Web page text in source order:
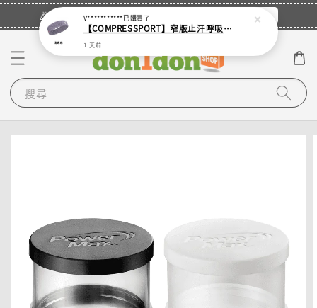
🎉登入會員・領取您的專屬折扣券！ 立即登入
搜尋
V***********已購買了
【COMPRESSPORT】窄版止汗呼吸頭帶2.0_【零碼】
1 天前